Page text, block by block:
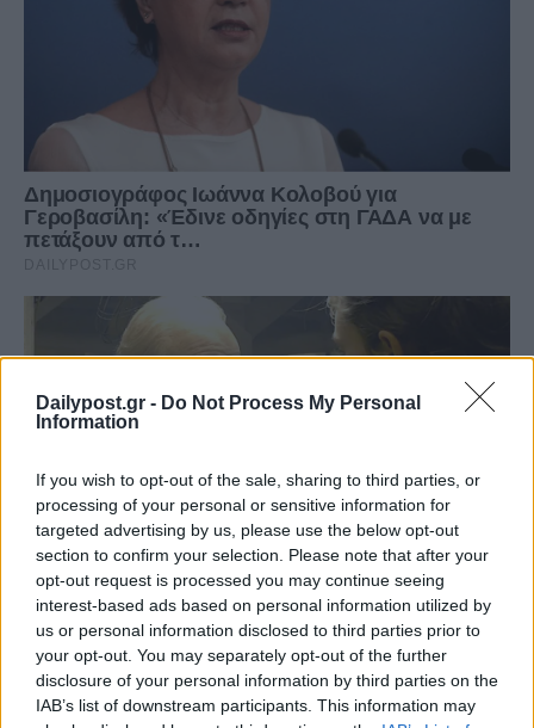
Dailypost.gr - Do Not Process My Personal
Information
If you wish to opt-out of the sale, sharing to third parties, or
processing of your personal or sensitive information for
targeted advertising by us, please use the below opt-out
section to confirm your selection. Please note that after your
opt-out request is processed you may continue seeing
interest-based ads based on personal information utilized by
us or personal information disclosed to third parties prior to
your opt-out. You may separately opt-out of the further
disclosure of your personal information by third parties on the
IAB’s list of downstream participants. This information may